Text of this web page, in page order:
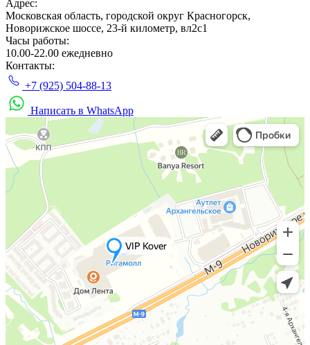
Адрес:
Московская область, городской округ Красногорск,
Новорижское шоссе, 23-й километр, вл2с1
Часы работы:
10.00-22.00 ежедневно
Контакты:
+7 (925) 504-88-13
Написать в WhatsApp